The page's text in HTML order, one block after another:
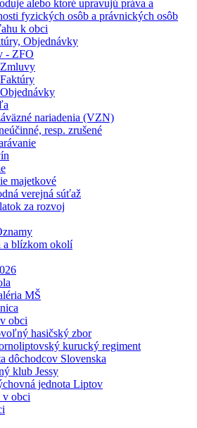
alebo ktoré upravujú práva a
fyzických osôb a právnických osôb
k obci
Objednávky
- ZFO
Zmluvy
Faktúry
Objednávky
nariadenia (VZN)
resp. zrušené
majetkové
verejná súťaž
za rozvoj
a blízkom okolí
MŠ
obci
hasičský zbor
kurucký regiment
dôchodcov Slovenska
klub Jessy
jednota Liptov
obci